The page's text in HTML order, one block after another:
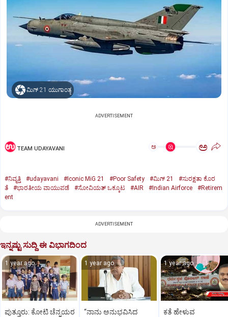
ಮಿಗ್‌ 21 ಯುಗಾಂತ್ಯ
ADVERTISEMENT
TEAM UDAYAVANI ಅ ಅ
#ನಿವೃತ್ತಿ #udayavani #Iconic MiG 21 #Poor Safety #ಮಿಗ್‌ 21
#ಸುರಕ್ಷತಾ ಕೊರ
ತೆ
#ಭಾರತೀಯ ವಾಯುಪಡೆ #ಸೋವಿಯತ್‌ ಒಕ್ಕೂಟ #AIR #Indian Airforce
#Retirem
ent
ADVERTISEMENT
ಇನ್ನಷ್ಟು ಸುದ್ದಿ ಈ ವಿಭಾಗದಿಂದ
1 year ago
ಪುತ್ತೂರು: ಕೋಟಿ ಚೆನ್ನಯರ
1 year ago
“ನಾನು ಅನುಭವಿಸಿದ
1 year ago
ಕತೆ ಹೇಳುವ